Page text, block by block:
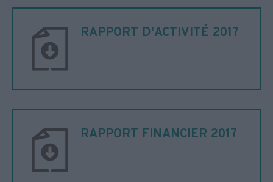
RAPPORT D'ACTIVITÉ 2017
RAPPORT FINANCIER 2017